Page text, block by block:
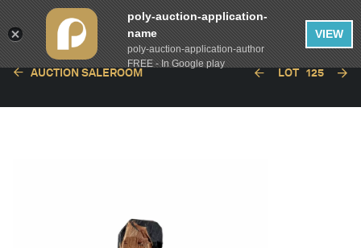
AUCTION SALEROOM LOT 125
poly-auction-application-
name
poly-auction-application-author
FREE - In Google play
VIEW